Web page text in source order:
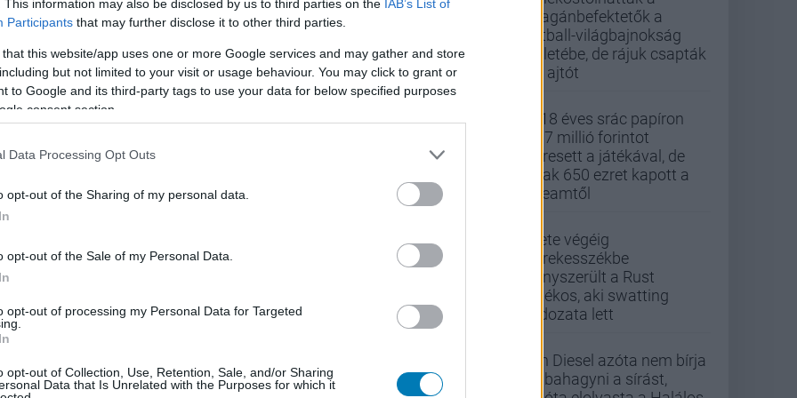
This information may also be disclosed by us to third parties on the IAB’s List of
Participants that may further disclose it to other third parties.
that this website/app uses one or more Google services and may gather and store
but not limited to your visit or usage behaviour. You may click to grant or
to Google and its third-party tags to use your data for below specified purposes
consent section.
Data Processing Opt Outs
opt-out of the Sharing of my personal data.
opt-out of the Sale of my Personal Data.
opt-out of processing my Personal Data for Targeted
opt-out of Collection, Use, Retention, Sale, and/or Sharing
Data that Is Unrelated with the Purposes for which it
hangulata – Jön a második forduló! (X)
de nem is ez volt a feladata. Szép
pedig az előző két részt szerettétek, akkor ezt
magánbefektetők a
futball-világbajnokság
üzletébe, de rájuk csapták
az ajtót
A 18 éves srác papíron
437 millió forintot
keresett a játékával, de
csak 650 ezret kapott a
Steamtől
Élete végéig
kerekesszékbe
kényszerült a Rust
játékos, aki swatting
áldozata lett
Vin Diesel azóta nem bírja
abbahagyni a sírást,